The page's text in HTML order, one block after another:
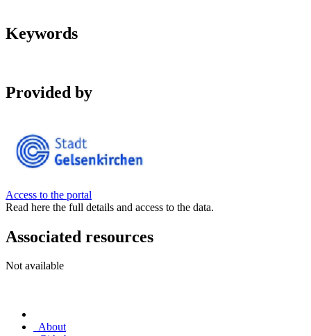
Keywords
Provided by
Access to the portal
Read here the full details and access to the data.
Associated resources
Not available
About